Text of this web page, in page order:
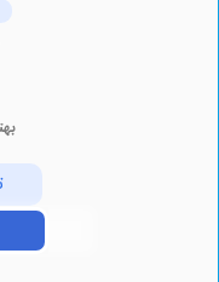
مراجعه
بهترین
تماس